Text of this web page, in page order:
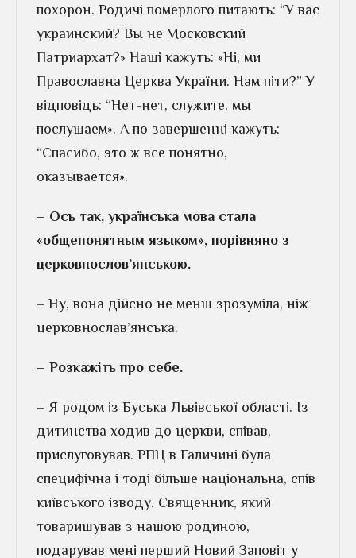
похорон. Родичі померлого питають: “У вас
украинский? Вы не Московский
Патриархат?» Наші кажуть: «Ні, ми
Православна Церква України. Нам піти?” У
відповідь: “Нет-нет, служите, мы
послушаем». А по завершенні кажуть:
“Спасибо, это ж все понятно,
оказывается».
– Ось так, українська мова стала
«общепонятным языком», порівняно з
церковнослов’янською.
– Ну, вона дійсно не менш зрозуміла, ніж
церковнослав’янська.
– Розкажіть про себе.
– Я родом із Буська Львівської області. Із
дитинства ходив до церкви, співав,
прислуговував. РПЦ в Галичині була
специфічна і тоді більше національна, спів
київського ізводу. Священник, який
товаришував з нашою родиною,
подарував мені перший Новий Заповіт у